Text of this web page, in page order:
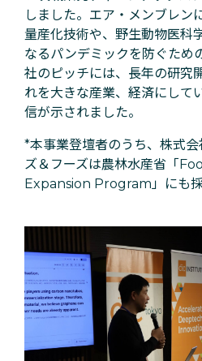
しました。エア・メンブレン
量産化技術や、野生動物医科
なるパンデミックを防ぐため
社のピッチには、長年の研究
れを大きな産業、経済にして
信が示されました。
*本事業登壇者のうち、株式
ズ＆フーズは農林水産省「
Expansion Program」にも採